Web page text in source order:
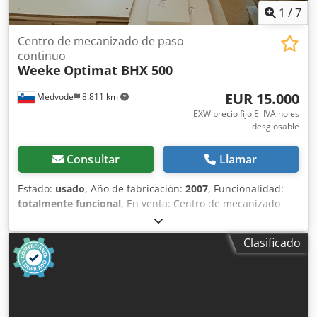
1 /7
Medvode 8.811 km
Centro de mecanizado de paso
continuo
Weeke Optimat BHX 500
EUR 15.000
EXW precio fijo El IVA no es
desglosable
Consultar Llamar
Estado: usado, Año de fabricación: 2007, Funcionalidad:
totalmente funcional, En venta: Centro de mecanizado
CNC vertical Weeke Optimat BHX 500, año 2007, diseñado
para taladrado, fresado y ranurado de materiales en
panel, utilizado en la industria del mueble. Esta máquina
permite el procesamiento rápido y preciso de
componentes, siendo adecuada tanto para producción en
Clasificado